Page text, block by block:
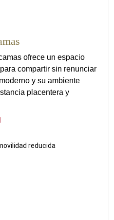
ofrece un espacio
compartir sin renunciar
y su ambiente
placentera y
reducida